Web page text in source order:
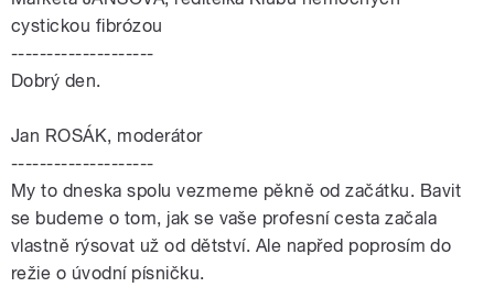
cystickou fibrózou
--------------------
Dobrý den.
Jan ROSÁK, moderátor
--------------------
My to dneska spolu vezmeme pěkně od začátku. Bavit
se budeme o tom, jak se vaše profesní cesta začala
vlastně rýsovat už od dětství. Ale napřed poprosím do
režie o úvodní písničku.